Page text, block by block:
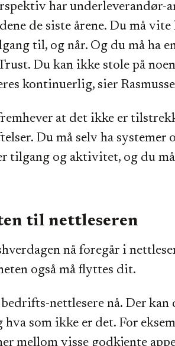
har underleverandør-
de siste årene. Du må vite
til, og når. Og du må ha
Du kan ikke stole på
kontinuerlig, sier
at det ikke er
Du må selv ha systemer
tilgang og aktivitet, og du
til nettleseren
nå foregår i
også må flyttes dit.
nettlesere nå. Der kan
hva som ikke er det. For
mellom visse godkjente